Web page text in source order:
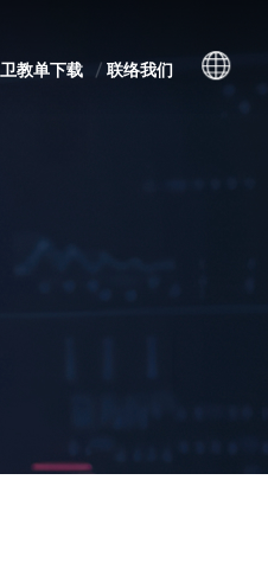
卫教单下载 联络我们